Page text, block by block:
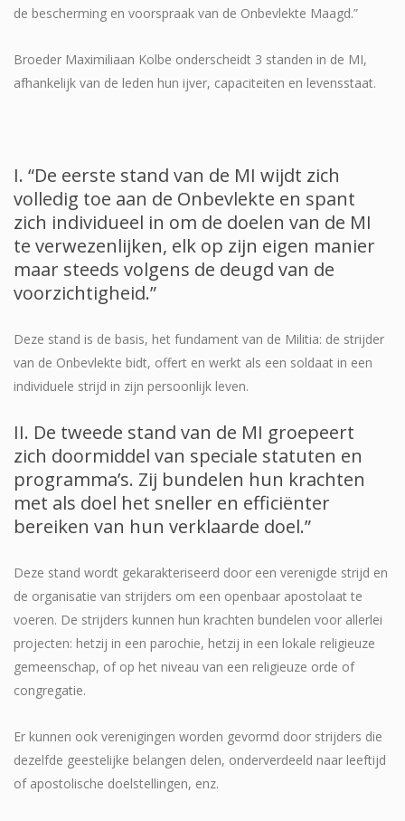
de bescherming en voorspraak van de Onbevlekte Maagd.”
Broeder Maximiliaan Kolbe onderscheidt 3 standen in de MI,
afhankelijk van de leden hun ijver, capaciteiten en levensstaat.
I. “De eerste stand van de MI wijdt zich
volledig toe aan de Onbevlekte en spant
zich individueel in om de doelen van de MI
te verwezenlijken, elk op zijn eigen manier
maar steeds volgens de deugd van de
voorzichtigheid.”
Deze stand is de basis, het fundament van de Militia: de strijder
van de Onbevlekte bidt, offert en werkt als een soldaat in een
individuele strijd in zijn persoonlijk leven.
II. De tweede stand van de MI groepeert
zich doormiddel van speciale statuten en
programma’s. Zij bundelen hun krachten
met als doel het sneller en efficiënter
bereiken van hun verklaarde doel.”
Deze stand wordt gekarakteriseerd door een verenigde strijd en
de organisatie van strijders om een openbaar apostolaat te
voeren. De strijders kunnen hun krachten bundelen voor allerlei
projecten: hetzij in een parochie, hetzij in een lokale religieuze
gemeenschap, of op het niveau van een religieuze orde of
congregatie.
Er kunnen ook verenigingen worden gevormd door strijders die
dezelfde geestelijke belangen delen, onderverdeeld naar leeftijd
of apostolische doelstellingen, enz.